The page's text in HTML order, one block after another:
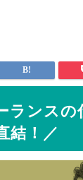
ランスの
結！／